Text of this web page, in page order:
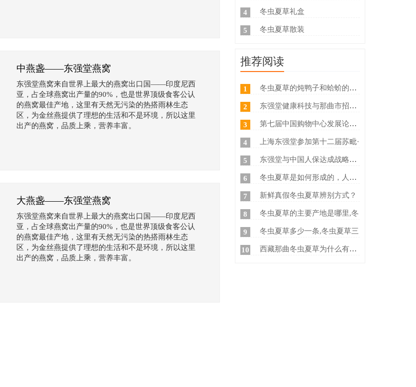
中燕盏——东强堂燕窝
东强堂燕窝来自世界上最大的燕窝出口国——印度尼西
亚，占全球燕窝出产量的90%，也是世界顶级食客公认
的燕窝最佳产地，这里有天然无污染的热搭雨林生态
区，为金丝燕提供了理想的生活和不是环境，所以这里
出产的燕窝，品质上乘，营养丰富。
大燕盏——东强堂燕窝
东强堂燕窝来自世界上最大的燕窝出口国——印度尼西
亚，占全球燕窝出产量的90%，也是世界顶级食客公认
的燕窝最佳产地，这里有天然无污染的热搭雨林生态
区，为金丝燕提供了理想的生活和不是环境，所以这里
出产的燕窝，品质上乘，营养丰富。
4 冬虫夏草礼盒
5 冬虫夏草散装
推荐阅读
1 冬虫夏草的炖鸭子和蛤蚧的方法
2 东强堂健康科技与那曲市招商局
3 第七届中国购物中心发展论坛在
4 上海东强堂参加第十二届苏毗·
5 东强堂与中国人保达成战略合作
6 冬虫夏草是如何形成的，人工养
7 新鲜真假冬虫夏草辨别方式？
8 冬虫夏草的主要产地是哪里,冬
9 冬虫夏草多少一条,冬虫夏草三
10 西藏那曲冬虫夏草为什么有那么